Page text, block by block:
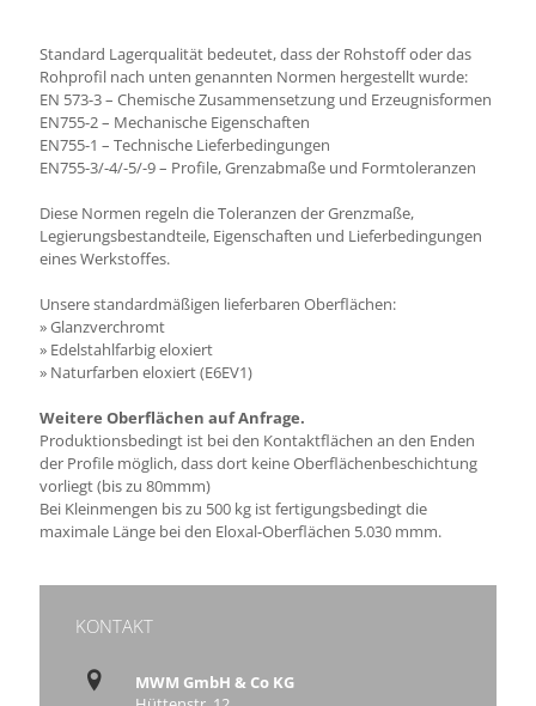
Standard Lagerqualität bedeutet, dass der Rohstoff oder das
Rohprofil nach unten genannten Normen hergestellt wurde:
EN 573-3 – Chemische Zusammensetzung und Erzeugnisformen
EN755-2 – Mechanische Eigenschaften
EN755-1 – Technische Lieferbedingungen
EN755-3/-4/-5/-9 – Profile, Grenzabmaße und Formtoleranzen
Diese Normen regeln die Toleranzen der Grenzmaße,
Legierungsbestandteile, Eigenschaften und Lieferbedingungen
eines Werkstoffes.
Unsere standardmäßigen lieferbaren Oberflächen:
» Glanzverchromt
» Edelstahlfarbig eloxiert
» Naturfarben eloxiert (E6EV1)
Weitere Oberflächen auf Anfrage.
Produktionsbedingt ist bei den Kontaktflächen an den Enden
der Profile möglich, dass dort keine Oberflächenbeschichtung
vorliegt (bis zu 80mmm)
Bei Kleinmengen bis zu 500 kg ist fertigungsbedingt die
maximale Länge bei den Eloxal-Oberflächen 5.030 mmm.
KONTAKT
MWM GmbH & Co KG